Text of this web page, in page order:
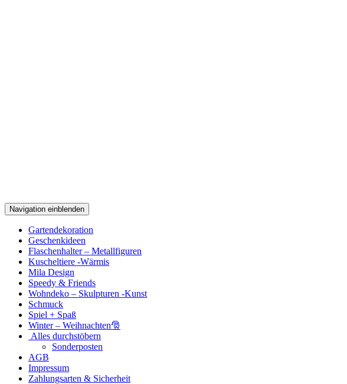
Navigation einblenden
Gartendekoration
Geschenkideen
Flaschenhalter – Metallfiguren
Kuscheltiere -Wärmis
Mila Design
Speedy & Friends
Wohndeko – Skulpturen -Kunst
Schmuck
Spiel + Spaß
Winter – Weihnachten🎅
Alles durchstöbern
Sonderposten
AGB
Impressum
Zahlungsarten & Sicherheit